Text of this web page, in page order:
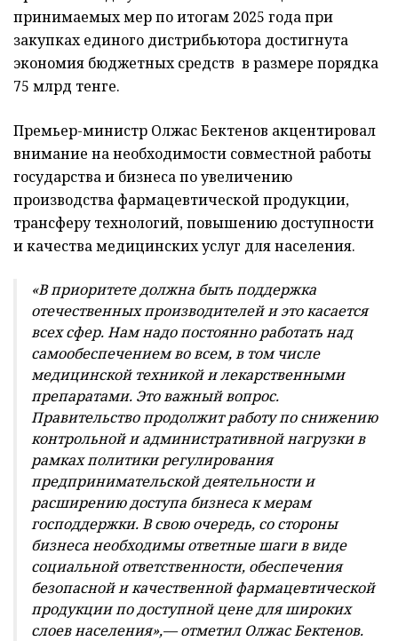
принимаемых мер по итогам 2025 года при
закупках единого дистрибьютора достигнута
экономия бюджетных средств в размере порядка
75 млрд тенге.
Премьер-министр Олжас Бектенов акцентировал
внимание на необходимости совместной работы
государства и бизнеса по увеличению
производства фармацевтической продукции,
трансферу технологий, повышению доступности
и качества медицинских услуг для населения.
«В приоритете должна быть поддержка
отечественных производителей и это касается
всех сфер. Нам надо постоянно работать над
самообеспечением во всем, в том числе
медицинской техникой и лекарственными
препаратами. Это важный вопрос.
Правительство продолжит работу по снижению
контрольной и административной нагрузки в
рамках политики регулирования
предпринимательской деятельности и
расширению доступа бизнеса к мерам
господдержки. В свою очередь, со стороны
бизнеса необходимы ответные шаги в виде
социальной ответственности, обеспечения
безопасной и качественной фармацевтической
продукции по доступной цене для широких
слоев населения»,— отметил Олжас Бектенов.